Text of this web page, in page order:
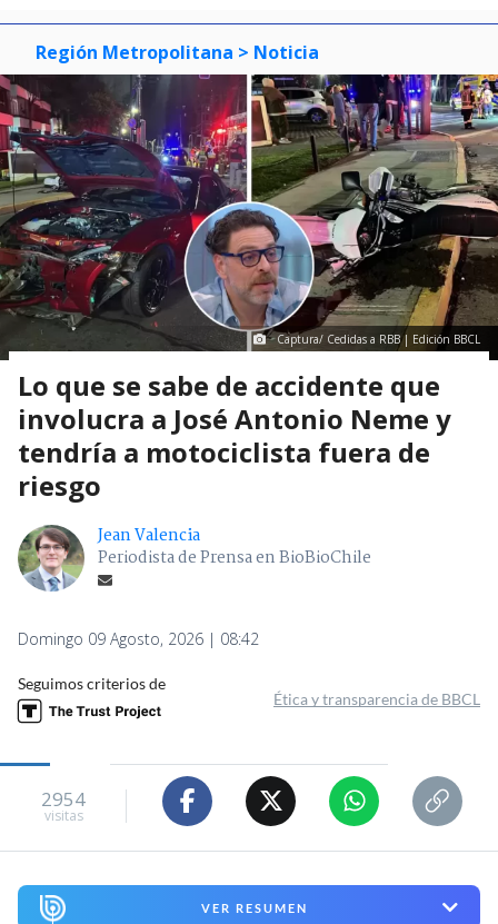
Región Metropolitana > Noticia
Captura/ Cedidas a RBB | Edición BBCL
Lo que se sabe de accidente que
involucra a José Antonio Neme y
tendría a motociclista fuera de
riesgo
Jean Valencia
Periodista de Prensa en BioBioChile
Domingo 09 Agosto, 2026 | 08:42
Seguimos criterios de
Ética y transparencia de BBCL
2954
visitas
VER RESUMEN